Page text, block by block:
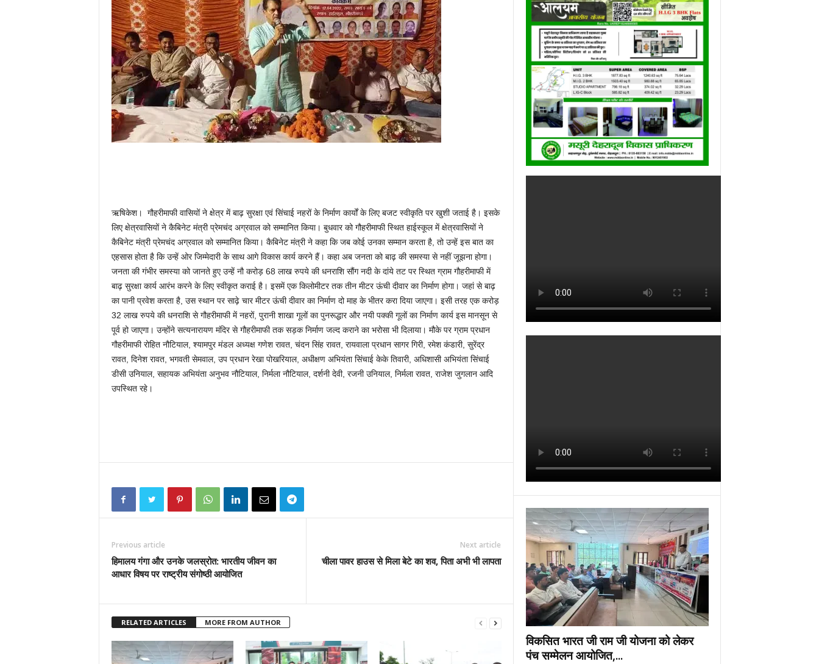
ऋषिकेश। गौहरीमाफी वासियों ने क्षेत्र में बाढ़ सुरक्षा एवं सिंचाई नहरों के निर्माण कार्यों के लिए बजट स्वीकृति पर खुशी जताई है। इसके
लिए क्षेत्रवासियों ने कैबिनेट मंत्री प्रेमचंद अग्रवाल को सम्मानित किया। बुधवार को गौहरीमाफी स्थित हाईस्कूल में क्षेत्रवासियों ने
कैबिनेट मंत्री प्रेमचंद अग्रवाल को सम्मानित किया। कैबिनेट मंत्री ने कहा कि जब कोई उनका सम्मान करता है, तो उन्हें इस बात का
एहसास होता है कि उन्हें ओर जिम्मेदारी के साथ आगे विकास कार्य करने हैं। कहा अब जनता को बाढ़ की समस्या से नहीं जूझना होगा।
जनता की गंभीर समस्या को जानते हुए उन्हें नौ करोड़ 68 लाख रुपये की धनराशि सौंग नदी के दांये तट पर स्थित ग्राम गौहरीमाफी में
बाढ़ सुरक्षा कार्य आरंभ करने के लिए स्वीकृत कराई है। इसमें एक किलोमीटर तक तीन मीटर ऊंची दीवार का निर्माण होगा। जहां से बाढ़
का पानी प्रवेश करता है, उस स्थान पर साढ़े चार मीटर ऊंची दीवार का निर्माण दो माह के भीतर करा दिया जाएगा। इसी तरह एक करोड़
32 लाख रुपये की धनराशि से गौहरीमाफी में नहरों, पुरानी शाखा गूलों का पुनरूद्धार और नयी पक्की गूलों का निर्माण कार्य इस मानसून से
पूर्व हो जाएगा। उन्होंने सत्यनारायण मंदिर से गौहरीमाफी तक सड़क निर्माण जल्द कराने का भरोसा भी दिलाया। मौके पर ग्राम प्रधान
गौहरीमाफी रोहित नौटियाल, श्यामपुर मंडल अध्यक्ष गणेश रावत, चंदन सिंह रावत, रायवाला प्रधान सागर गिरी, रमेश कंडारी, सुरेंद्र
रावत, दिनेश रावत, भगवती सेमवाल, उप प्रधान रेखा पोखरियाल, अधीक्षण अभियंता सिंचाई केके तिवारी, अधिशासी अभियंता सिंचाई
डीसी उनियाल, सहायक अभियंता अनुभव नौटियाल, निर्मला नौटियाल, दर्शनी देवी, रजनी उनियाल, निर्मला रावत, राजेश जुगलान आदि
उपस्थित रहे।
Previous article
हिमालय गंगा और उनके जलस्रोत: भारतीय जीवन का
आधार विषय पर राष्ट्रीय संगोष्ठी आयोजित
Next article
चीला पावर हाउस से मिला बेटे का शव, पिता अभी भी लापता
RELATED ARTICLES MORE FROM AUTHOR
विकसित भारत जी राम जी योजना को लेकर
पंच सम्मेलन आयोजित,...